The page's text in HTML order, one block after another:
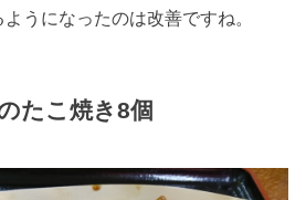
ようになったのは改善ですね。
たこ焼き8個